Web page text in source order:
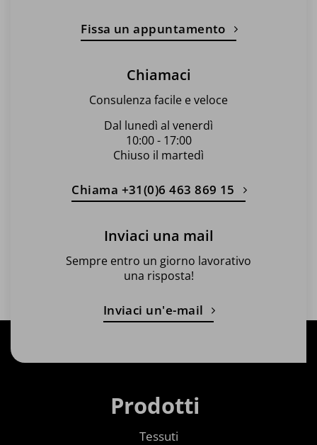
Fissa un appuntamento
Chiamaci
Consulenza facile e veloce
Dal lunedì al venerdì
10:00 - 17:00
Chiuso il martedì
Chiama +31(0)6 463 869 15
Inviaci una mail
Sempre entro un giorno lavorativo
una risposta!
Inviaci un'e-mail
Prodotti
Tessuti